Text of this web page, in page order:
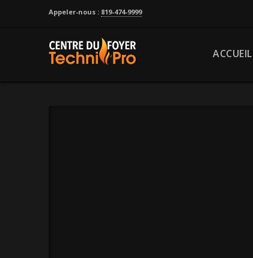
Appeler-nous : 819-474-9999
ACCUEIL